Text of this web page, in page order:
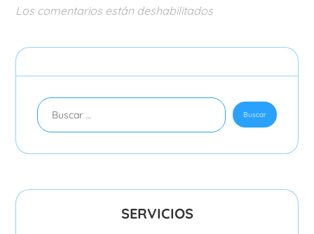
Los comentarios están deshabilitados
SERVICIOS